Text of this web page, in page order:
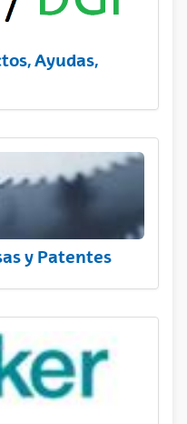
Ayudas,
y Patentes